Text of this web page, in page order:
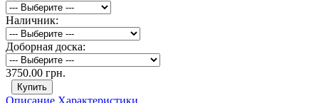
Наличник:
Доборная доска:
3750.00 грн.
Описание Характеристики